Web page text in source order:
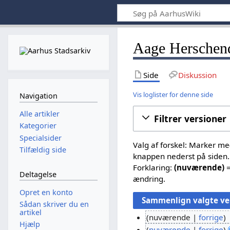
Aage
Side Diskussion
Vis loglister for denne side
Filtrer versioner
Valg af forskel: Marker
knappen nederst på siden.
Forklaring:(nuværende)
ændring.
nuværende forrige
Navigation
Alle artikler
Kategorier
Specialsider
Tilfældig side
Deltagelse
Opret en konto
Sådan skriver du en
artikel
Hjælp